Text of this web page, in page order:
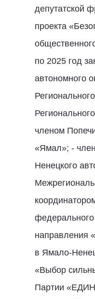
депутатской
проекта
по 2025 год
автономного
членом
«Ямал»; -
Ненецкого
направления
в Ямало-
«Выбор
Партии